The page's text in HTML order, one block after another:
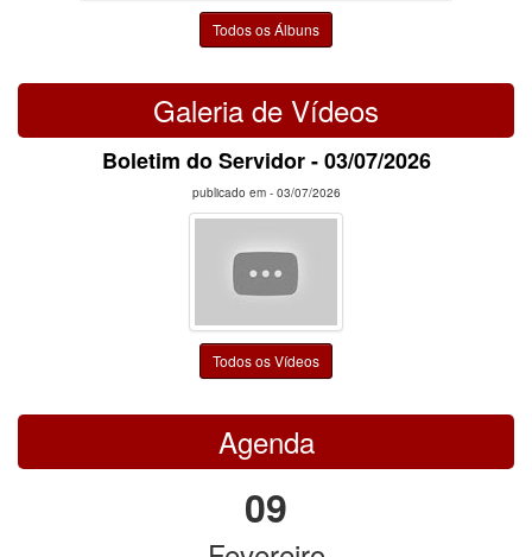
Todos os Álbuns
Galeria de Vídeos
Boletim do Servidor - 03/07/2026
publicado em - 03/07/2026
Todos os Vídeos
Agenda
09